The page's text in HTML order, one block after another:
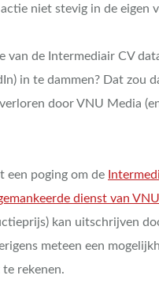
niet stevig in de eigen
van de Intermediair CV
in te dammen? Dat zou
door VNU Media
een poging om de
dienst van
kan uitschrijven
meteen een
rekenen.